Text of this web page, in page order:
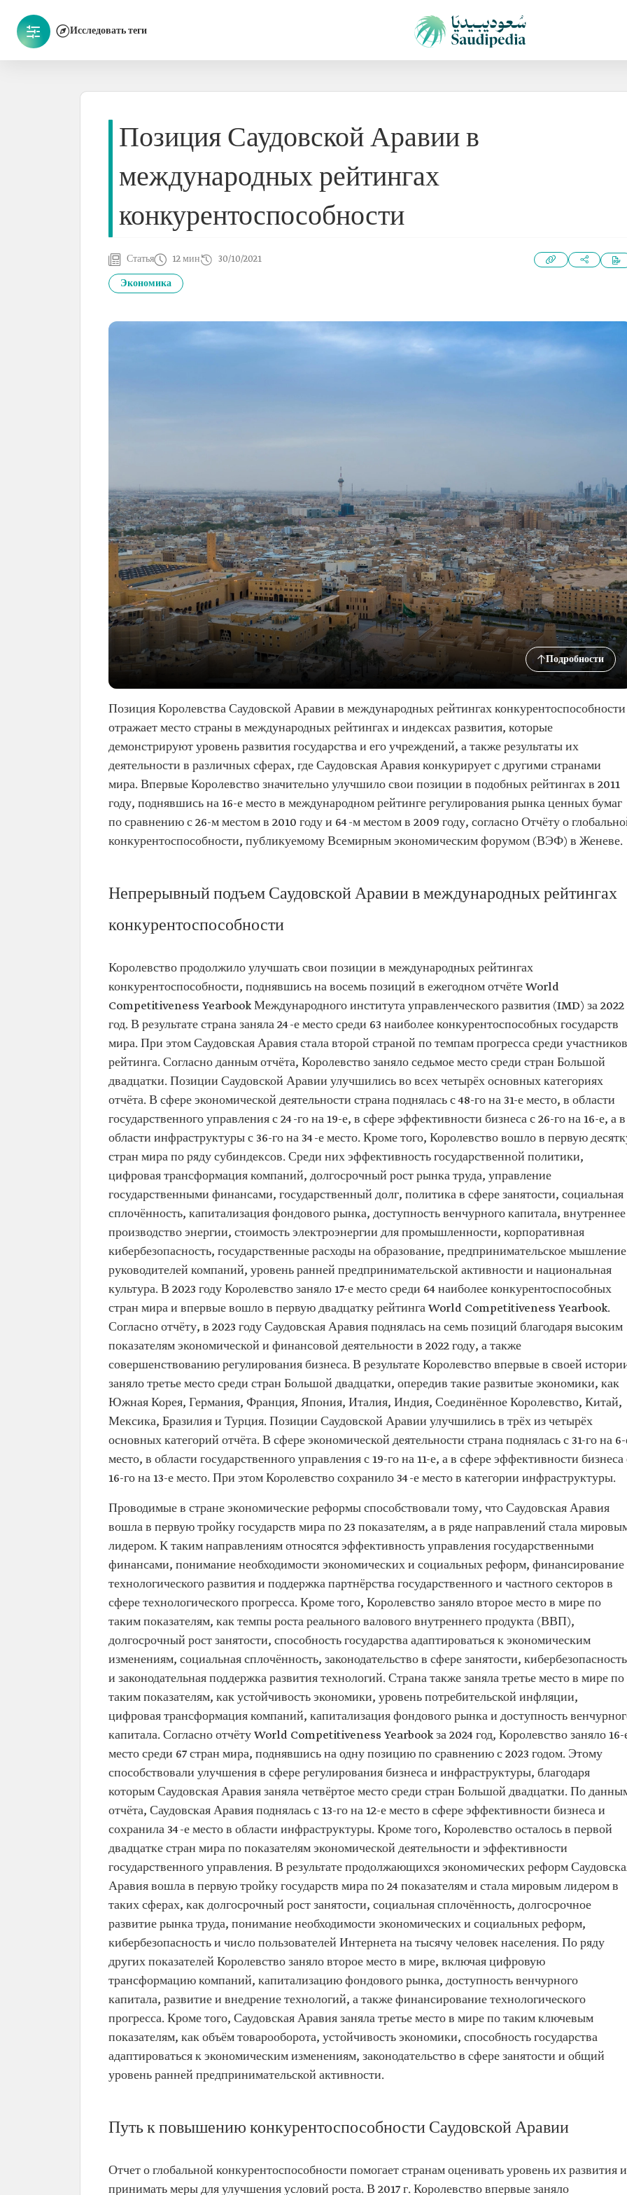
Исследовать теги
Позиция Саудовской Аравии в
международных рейтингах
конкурентоспособности
Статья 12 мин 30/10/2021
Экономика
Подробности
Позиция Королевства Саудовской Аравии в международных рейтингах конкурентоспособности
отражает место страны в международных рейтингах и индексах развития, которые
демонстрируют уровень развития государства и его учреждений, а также результаты их
деятельности в различных сферах, где Саудовская Аравия конкурирует с другими странами
мира. Впервые Королевство значительно улучшило свои позиции в подобных рейтингах в 2011
году, поднявшись на 16-е место в международном рейтинге регулирования рынка ценных бумаг
по сравнению с 26-м местом в 2010 году и 64-м местом в 2009 году, согласно Отчёту о
конкурентоспособности, публикуемому Всемирным экономическим форумом (ВЭФ) в Женеве.
Непрерывный подъем Саудовской Аравии в международных рейтингах
конкурентоспособности
Королевство продолжило улучшать свои позиции в международных рейтингах
конкурентоспособности, поднявшись на восемь позиций в ежегодном отчёте World
Competitiveness Yearbook Международного института управленческого развития (IMD) за 2022
год. В результате страна заняла 24-е место среди 63 наиболее конкурентоспособных государств
мира. При этом Саудовская Аравия стала второй страной по темпам прогресса среди участников
рейтинга. Согласно данным отчёта, Королевство заняло седьмое место среди стран Большой
двадцатки. Позиции Саудовской Аравии улучшились во всех четырёх основных категориях
отчёта. В сфере экономической деятельности страна поднялась с 48-го на 31-е место, в области
государственного управления с 24-го на 19-е, в сфере эффективности бизнеса с 26-го на 16-е, а в
области инфраструктуры с 36-го на 34-е место. Кроме того, Королевство вошло в первую
стран мира по ряду субиндексов. Среди них эффективность государственной политики,
цифровая трансформация компаний, долгосрочный рост рынка труда, управление
государственными финансами, государственный долг, политика в сфере занятости, социальная
сплочённость, капитализация фондового рынка, доступность венчурного капитала, внутреннее
производство энергии, стоимость электроэнергии для промышленности, корпоративная
кибербезопасность, государственные расходы на образование, предпринимательское мышление
руководителей компаний, уровень ранней предпринимательской активности и национальная
культура. В 2023 году Королевство заняло 17-е место среди 64 наиболее конкурентоспособных
стран мира и впервые вошло в первую двадцатку рейтинга World Competitiveness Yearbook.
Согласно отчёту, в 2023 году Саудовская Аравия поднялась на семь позиций благодаря высоким
показателям экономической и финансовой деятельности в 2022 году, а также
совершенствованию регулирования бизнеса. В результате Королевство впервые в своей
заняло третье место среди стран Большой двадцатки, опередив такие развитые экономики, как
Южная Корея, Германия, Франция, Япония, Италия, Индия, Соединённое Королевство, Китай,
Мексика, Бразилия и Турция. Позиции Саудовской Аравии улучшились в трёх из четырёх
основных категорий отчёта. В сфере экономической деятельности страна поднялась с 31-го на
место, в области государственного управления с 19-го на 11-е, а в сфере эффективности бизнеса
16-го на 13-е место. При этом Королевство сохранило 34-е место в категории инфраструктуры.
Проводимые в стране экономические реформы способствовали тому, что Саудовская Аравия
вошла в первую тройку государств мира по 23 показателям, а в ряде направлений стала
лидером. К таким направлениям относятся эффективность управления государственными
финансами, понимание необходимости экономических и социальных реформ, финансирование
технологического развития и поддержка партнёрства государственного и частного секторов в
сфере технологического прогресса. Кроме того, Королевство заняло второе место в мире по
таким показателям, как темпы роста реального валового внутреннего продукта (ВВП),
долгосрочный рост занятости, способность государства адаптироваться к экономическим
изменениям, социальная сплочённость, законодательство в сфере занятости, кибербезопасность
и законодательная поддержка развития технологий. Страна также заняла третье место в мире по
таким показателям, как устойчивость экономики, уровень потребительской инфляции,
цифровая трансформация компаний, капитализация фондового рынка и доступность
капитала. Согласно отчёту World Competitiveness Yearbook за 2024 год, Королевство заняло 16-
место среди 67 стран мира, поднявшись на одну позицию по сравнению с 2023 годом. Этому
способствовали улучшения в сфере регулирования бизнеса и инфраструктуры, благодаря
которым Саудовская Аравия заняла четвёртое место среди стран Большой двадцатки. По
отчёта, Саудовская Аравия поднялась с 13-го на 12-е место в сфере эффективности бизнеса и
сохранила 34-е место в области инфраструктуры. Кроме того, Королевство осталось в первой
двадцатке стран мира по показателям экономической деятельности и эффективности
государственного управления. В результате продолжающихся экономических реформ
Аравия вошла в первую тройку государств мира по 24 показателям и стала мировым лидером в
таких сферах, как долгосрочный рост занятости, социальная сплочённость, долгосрочное
развитие рынка труда, понимание необходимости экономических и социальных реформ,
кибербезопасность и число пользователей Интернета на тысячу человек населения. По ряду
других показателей Королевство заняло второе место в мире, включая цифровую
трансформацию компаний, капитализацию фондового рынка, доступность венчурного
капитала, развитие и внедрение технологий, а также финансирование технологического
прогресса. Кроме того, Саудовская Аравия заняла третье место в мире по таким ключевым
показателям, как объём товарооборота, устойчивость экономики, способность государства
адаптироваться к экономическим изменениям, законодательство в сфере занятости и общий
уровень ранней предпринимательской активности.
Путь к повышению конкурентоспособности Саудовской Аравии
Отчет о глобальной конкурентоспособности помогает странам оценивать уровень их развития и
принимать меры для улучшения условий роста. В 2017 г. Королевство впервые заняло